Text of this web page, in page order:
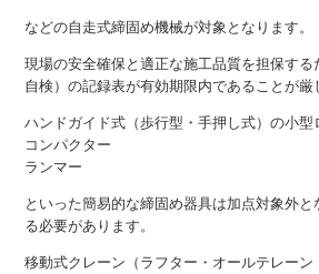
などの自走式締固め機械が対象となります。
現場の安全確保と適正な施工品質を担保す
自検）の記録表が有効期限内であることが厳
ハンドガイド式（歩行型・手押し式）の小型
コンパクター
ランマー
といった簡易的な締固め器具は加点対象外
る必要があります。
移動式クレーン（ラフター・オールテレーン